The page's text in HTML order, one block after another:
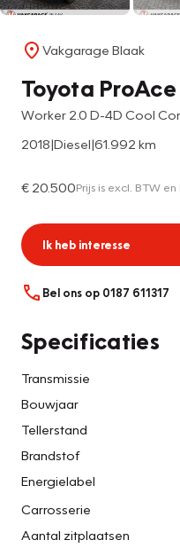
Vakgarage Blaak
Toyota ProAce
Worker 2.0 D-4D Cool
2018|Diesel|61.992 km
€ 20.500Prijs is excl. BTW en
Ik heb interesse
Bel ons op 0187 611317
Specificaties
Transmissie
Bouwjaar
Tellerstand
Brandstof
Energielabel
Carrosserie
Aantal zitplaatsen